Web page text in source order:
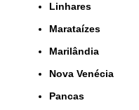
Linhares
Marataízes
Marilândia
Nova Venécia
Pancas